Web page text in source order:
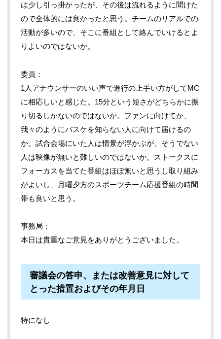
は少し引っ掛かったが、その後は流れるように聞けた
ので全体的には良かったと思う。チームのリアルでの
活動が多いので、そこに番組として絡んでいけるとよ
りよいのではないか。
委員
1人アナウンサーのいい声で進行の上手い方がしてMC
に相応しいと感じた。15分という短さがどちらかに振
り切るしかないのではないか。ファンに向けてか、
我々のようにバスケを知らない人に向けて届けるの
か。試合会場にいた人は情景が浮かぶが、そうでない
人は映像が無いと難しいのではないか。ストークスに
フォーカスを当てた番組はほぼ無いと思うし取り組み
がよいし、月曜夕方のスポーツチーム応援番組の時間
帯も良いと思う。
事務局
本日は貴重なご意見をありがとうございました。
審議会の答申、または改善意見に対して
とった措置およびその年月日
特になし